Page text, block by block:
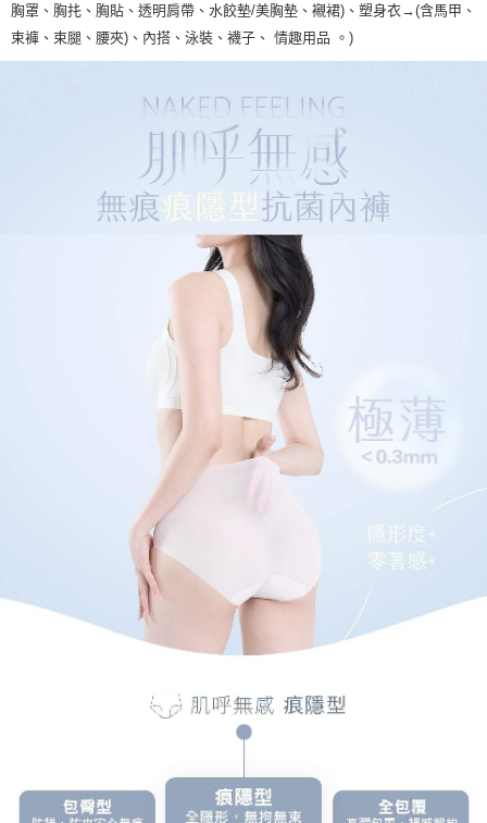
胸罩、胸扥、胸貼、透明肩帶、水餃墊/美胸墊、襯裙)、塑身衣→(含馬甲、
束褲、束腿、腰夾) 、內搭、泳裝、襪子、 情趣用品 。)